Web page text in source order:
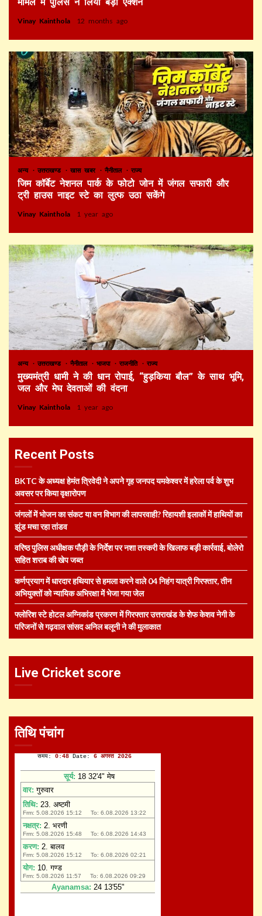
Vinay Kainthola 12 months ago
अन्य उत्तराखण्ड खास खबर नैनीताल राज्य
जिम कॉर्बेट नेशनल पार्क के फोटो जोन में जंगल सफारी और
ट्री हाउस नाइट स्टे का लुत्फ उठा सकेंगे
Vinay Kainthola 1 year ago
अन्य उत्तराखण्ड नैनीताल भाजपा राजनीति राज्य
मुख्यमंत्री धामी ने की धान रोपाई, “हुड़किया बौल” के साथ भूमि,
जल और मेघ देवताओं की वंदना
Vinay Kainthola 1 year ago
Recent Posts
BKTC के अध्यक्ष हेमंत त्रिवेदी ने अपने गृह जनपद यमकेश्वर में हरेला पर्व के शुभ
अवसर पर किया वृक्षारोपण
जंगलों में भोजन का संकट या वन विभाग की लापरवाही? रिहायशी इलाकों में हाथियों का
झुंड मचा रहा तांडव
वरिष्ठ पुलिस अधीक्षक पौड़ी के निर्देश पर नशा तस्करी के खिलाफ बड़ी कार्रवाई, बोलेरो
सहित शराब की खेप जब्त
कर्णप्रयाग में धारदार हथियार से हमला करने वाले 04 निहंग यात्री गिरफ्तार, तीन
अभियुक्तों को न्यायिक अभिरक्षा में भेजा गया जेल
फ्लोरिश स्टे होटल अग्निकांड प्रकरण में गिरफ्तार उत्तराखंड के शेफ केशव नेगी के
परिजनों से गढ़वाल सांसद अनिल बलूनी ने की मुलाकात
Live Cricket score
तिथि पंचांग